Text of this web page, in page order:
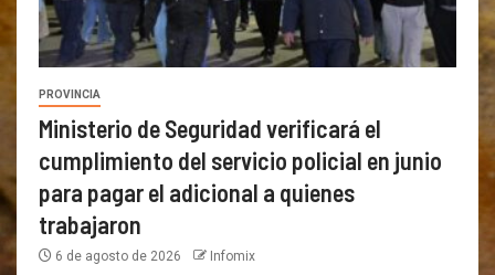
PROVINCIA
Ministerio de Seguridad verificará el
cumplimiento del servicio policial en junio
para pagar el adicional a quienes
trabajaron
6 de agosto de 2026 Infomix